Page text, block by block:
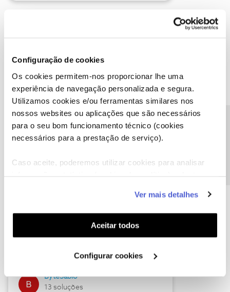
Configuração de cookies
Os cookies permitem-nos proporcionar lhe uma
experiência de navegação personalizada e segura.
Utilizamos cookies e/ou ferramentas similares nos
nossos websites ou aplicações que são necessários
para o seu bom funcionamento técnico (cookies
necessários para a prestação de serviço).
Caso aceite, poderemos utilizar cookies para analisar
funcionalidades (cookies de personalização e
funcionalidade) e adaptar anúncios aos seus interesses
(cookies de publicidade personalizada). Pode gerir a
utilização dos cookies clicando em "Configurar
Ver mais detalhes
Aceitar todos
Configurar cookies
Descubra as novidades de julho
Hall of Fame de julho
17 soluções
ByteSábio
13 soluções